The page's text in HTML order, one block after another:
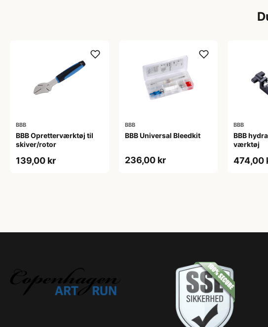
BBB
BBB Opretterværktøj til
skiver/rotor
139,00 kr
BBB
BBB Universal Bleedkit
236,00 kr
BBB
BBB
værktøj
474,00